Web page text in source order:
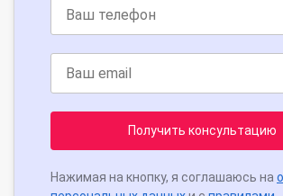
Получить консультацию
Нажимая на кнопку, я соглашаюсь на